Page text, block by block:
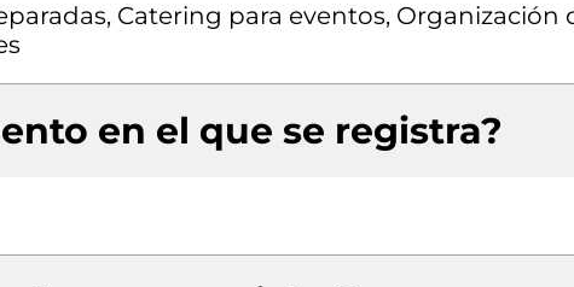
Catering para eventos, Organización
en el que se registra?